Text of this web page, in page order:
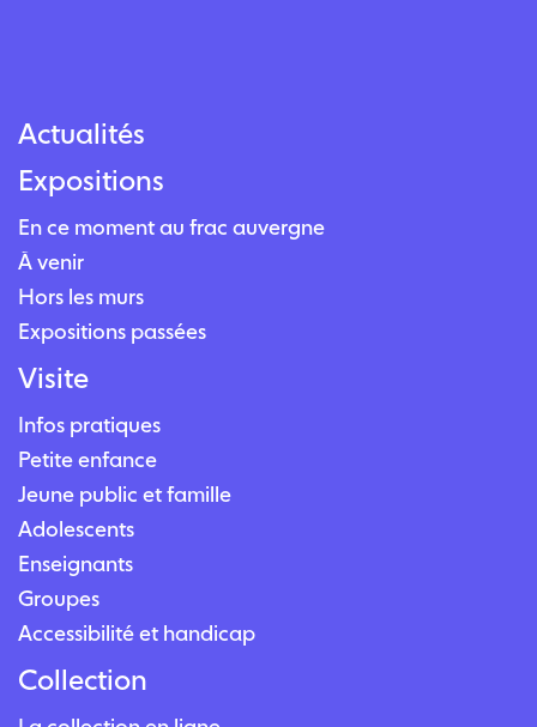
Actualités
Expositions
En ce moment au frac auvergne
À venir
Hors les murs
Expositions passées
Visite
Infos pratiques
Petite enfance
Jeune public et famille
Adolescents
Enseignants
Groupes
Accessibilité et handicap
Collection